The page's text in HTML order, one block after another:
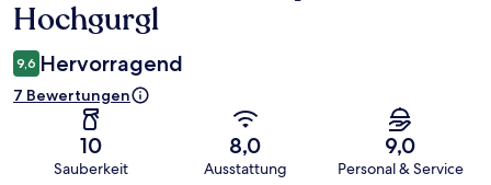
Hochgurgl
9,6 Hervorragend
7 Bewertungen
10
Sauberkeit
8,0
Ausstattung
9,0
Personal & Service